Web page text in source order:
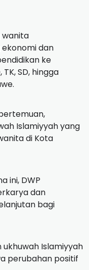
wanita
dan
ke
SD, hingga
Islamiyyah yang
di Kota
ini, DWP
dan
bagi
Islamiyyah
perubahan positif